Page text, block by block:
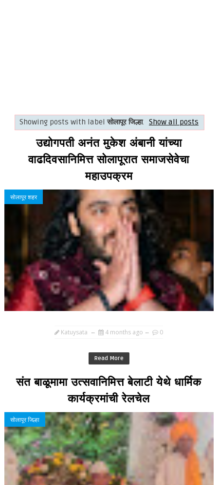
Showing posts with labelसोलापूर जिल्हा. Show all posts
उद्योगपती अनंत मुकेश अंबानी यांच्या
वाढदिवसानिमित्त सोलापूरात समाजसेवेचा
महाउपक्रम
सोलापूर शहर
Katuysata 4 months ago 0
Read More
संत बाळूमामा उत्सवानिमित्त बेलाटी येथे धार्मिक
कार्यक्रमांची रेलचेल
सोलापूर जिल्हा